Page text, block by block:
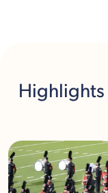
Highlights